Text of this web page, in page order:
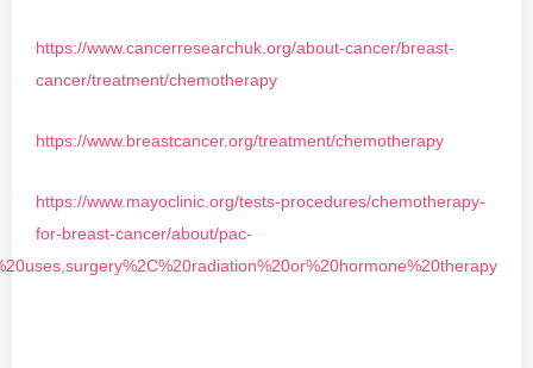
https://www.cancerresearchuk.org/about-cancer/breast-
cancer/treatment/chemotherapy
https://www.breastcancer.org/treatment/chemotherapy
https://www.mayoclinic.org/tests-procedures/chemotherapy-
for-breast-cancer/about/pac-